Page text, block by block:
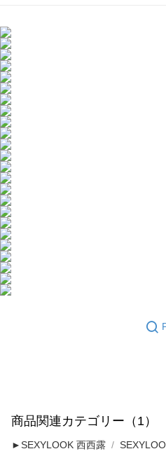
商品関連カテゴリー（1）
►SEXYLOOK 西西露